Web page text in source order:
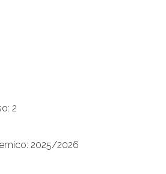
2
2025/2026